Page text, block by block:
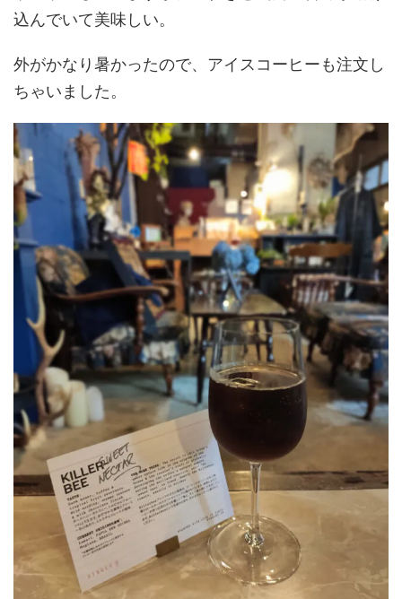
込んでいて美味しい。
外がかなり暑かったので、アイスコーヒーも注文し
ちゃいました。